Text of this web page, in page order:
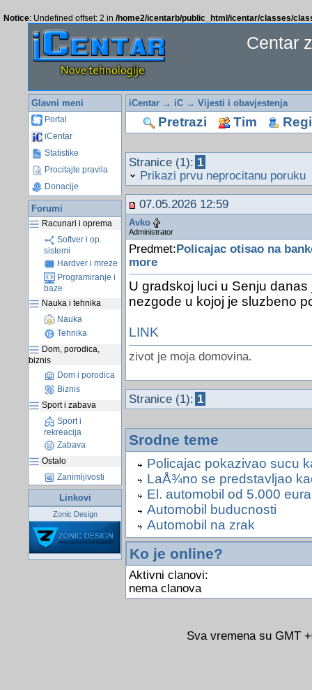
Notice: Undefined offset: 2 in /home2/icentarb/public_html/icentar/classes/
Centar
Glavni meni
Portal
iCentar
Statistike
Procitajte pravila
Donacije
Forumi
Racunari i oprema
Softver i op.
sistemi
Hardver i mreze
Programiranje i
baze
Nauka i tehnika
Nauka
Tehnika
Dom, porodica,
biznis
Dom i porodica
Biznis
Sport i zabava
Sport i
rekreacija
Zabava
Ostalo
Zanimljivosti
Linkovi
Zonic Design
iCentar→ iC→ Vijesti i obavjestenja
Pretrazi Tim
Stranice (1): 1
Prikazi prvu neprocitanu poruku
07.05.2026 12:59
Avko
Administrator
Predmet: Policajac otisao na
more
U gradskoj luci u Senju
nezgode u kojoj je sluzbeno
LINK
zivot je moja domovina.
Stranice (1): 1
Srodne teme
Policajac pokazivao sucu
LaÅ¾no se predstavljao
El. automobil od 5.000 eura
Automobil buducnosti
Automobil na zrak
Ko je online?
Aktivni clanovi:
nema clanova
Sva vremena su GMT